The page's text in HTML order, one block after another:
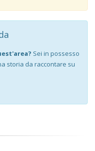
Sei in possesso
storia da raccontare su